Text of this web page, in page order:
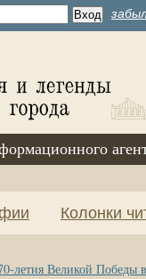
Колонки
летия Великой Победы